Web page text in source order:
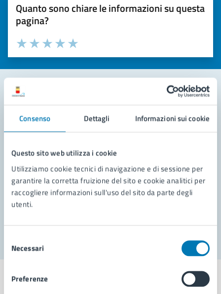
Consenso Dettagli Informazioni sui cookie
Questo sito web utilizza i cookie
Utilizziamo cookie tecnici di navigazione e di sessione per
garantire la corretta fruizione del sito e cookie analitici per
raccogliere informazioni sull'uso del sito da parte degli
utenti.
delNecessari
Preferenze
Quanto sono chiare le informazioni su questa
pagina?
Valuta la chiarezza delle informazioni (da 1 a 5 stelle)
Seleziona il numero di stelle per valutare la chiarezza delle
Valuta 5 stelle su 5
Valuta 4 stelle su 5
Valuta 3 stelle su 5
Valuta 2 stelle su 5
Valuta 1 stelle su 5
Leggi le domande frequenti
Richiedi assistenza
Prenota appuntamento
Problemi in città